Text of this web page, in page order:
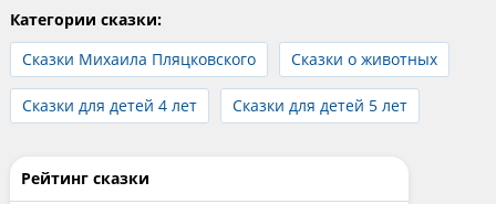
Категории сказки:
Сказки Михаила Пляцковского
Сказки о животных
Сказки для детей 4 лет Сказки для детей 5 лет
Рейтинг сказки